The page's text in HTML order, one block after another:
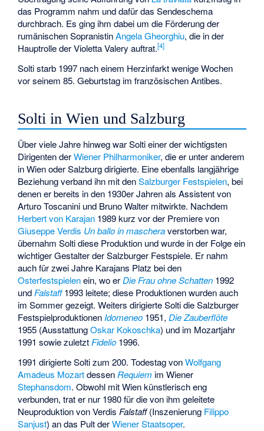
das Programm nahm und dafür das Sendeschema
durchbrach. Es ging ihm dabei um die Förderung der
rumänischen SopranistinAngela Gheorghiu, die in der
Hauptrolle der Violetta Valery auftrat.[4]
Solti starb 1997 nach einem Herzinfarkt wenige Wochen
vor seinem 85. Geburtstag im französischen Antibes.
Solti in Wien und Salzburg
Über viele Jahre hinweg war Solti einer der wichtigsten
Dirigenten derWiener Philharmoniker, die er unter anderem
in Wien oder Salzburg dirigierte. Eine ebenfalls langjährige
Beziehung verband ihn mit denSalzburger Festspielen, bei
denen er bereits in den 1930er Jahren als Assistent von
Arturo Toscanini und Bruno Walter mitwirkte. Nachdem
Herbert von Karajan 1989 kurz vor der Premiere von
Giuseppe Verdis Un ballo in mascheraverstorben war,
übernahm Solti diese Produktion und wurde in der Folge ein
wichtiger Gestalter der Salzburger Festspiele. Er nahm
auch für zwei Jahre Karajans Platz bei den
Osterfestspielenein, wo erDie Frau ohne Schatten 1992
und Falstaff1993 leitete; diese Produktionen wurden auch
im Sommer gezeigt. Weiters dirigierte Solti die Salzburger
Festspielproduktionen Idomeneo 1951,Die Zauberflöte
1955 (AusstattungOskar Kokoschka) und im Mozartjahr
1991 sowie zuletzt Fidelio 1996.
1991 dirigierte Solti zum 200. Todestag vonWolfgang
Amadeus MozartdessenRequiem im Wiener
Stephansdom. Obwohl mit Wien künstlerisch eng
verbunden, trat er nur 1980 für die von ihm geleitete
Neuproduktion von VerdisFalstaff(Inszenierung Filippo
Sanjust) an das Pult derWiener Staatsoper.